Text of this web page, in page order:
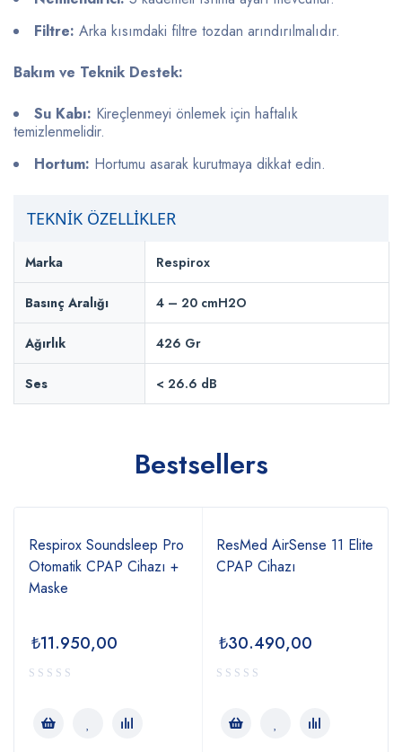
Filtre: Arka kısımdaki filtre tozdan arındırılmalıdır.
Bakım ve Teknik Destek:
Su Kabı: Kireçlenmeyi önlemek için haftalık
temizlenmelidir.
Hortum: Hortumu asarak kurutmaya dikkat edin.
TEKNİK ÖZELLİKLER
Marka Respirox
Basınç Aralığı 4 – 20 cmH2O
Ağırlık 426 Gr
Ses < 26.6 dB
Bestsellers
Respirox Soundsleep Pro
Otomatik CPAP Cihazı +
Maske
₺11.950,00
ResMed AirSense 11 Elite
CPAP Cihazı
₺30.490,00